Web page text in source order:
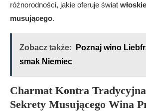
różnorodności, jakie oferuje świat
musującego.
Zobacz także:
Poznaj wino
smak Niemiec
Charmat Kontra
Sekrety Musującego Wina